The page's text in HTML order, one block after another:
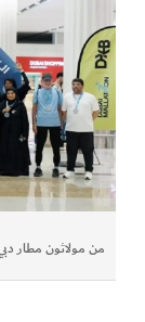
من مولاثون مطار